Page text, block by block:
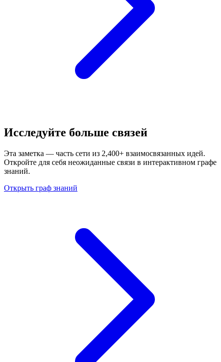
Исследуйте больше связей
Эта заметка — часть сети из 2,400+ взаимосвязанных идей.
Откройте для себя неожиданные связи в интерактивном графе
знаний.
Открыть граф знаний